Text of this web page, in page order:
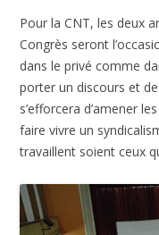
Pour la CNT, les deux
Congrès seront
dans le privé comme
porter un discours et
s’efforcera d’amener
faire vivre un
travaillent soient ceux